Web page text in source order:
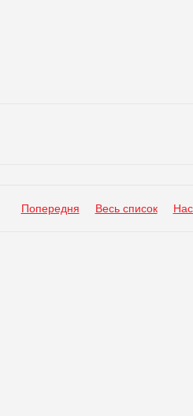
Попередня Весь список